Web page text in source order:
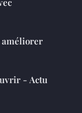
- Actu